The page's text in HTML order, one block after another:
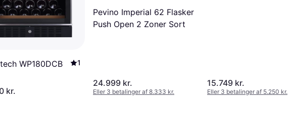
WP180DCB
1
kr.
Pevino Imperial 62 Flasker
Push Open 2 Zoner Sort
24.999 kr.
Eller 3 betalinger af 8.333 kr.
15.749 kr.
Eller 3 betalinger af 5.250 kr.